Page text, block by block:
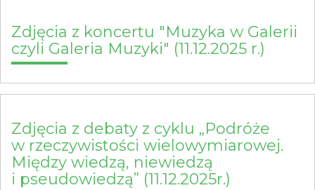
Zdjęcia z koncertu "Muzyka w Galerii
czyli Galeria Muzyki" (11.12.2025 r.)
Zdjęcia z debaty z cyklu „Podróże
w rzeczywistości wielowymiarowej.
Między wiedzą, niewiedzą
i pseudowiedzą” (11.12.2025r.)